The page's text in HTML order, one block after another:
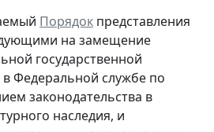
Порядок представления
на замещение
государственной
Федеральной службе по
законодательства в
наследия, и